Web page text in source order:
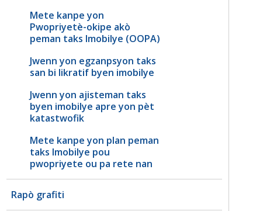
Mete kanpe yon
Pwopriyetè-okipe akò
peman taks Imobilye (OOPA)
Jwenn yon egzanpsyon taks
san bi likratif byen imobilye
Jwenn yon ajisteman taks
byen imobilye apre yon pèt
katastwofik
Mete kanpe yon plan peman
taks Imobilye pou
pwopriyete ou pa rete nan
Rapò grafiti